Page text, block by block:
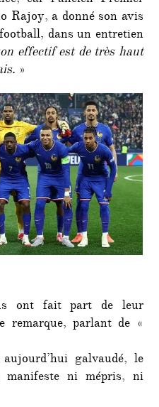
de
de
Rajoy, a donné son avis
dans un entretien
effectif est de très haut
. »
ont fait part de leur
remarque, parlant de «
galvaudé, le
manifeste ni mépris, ni